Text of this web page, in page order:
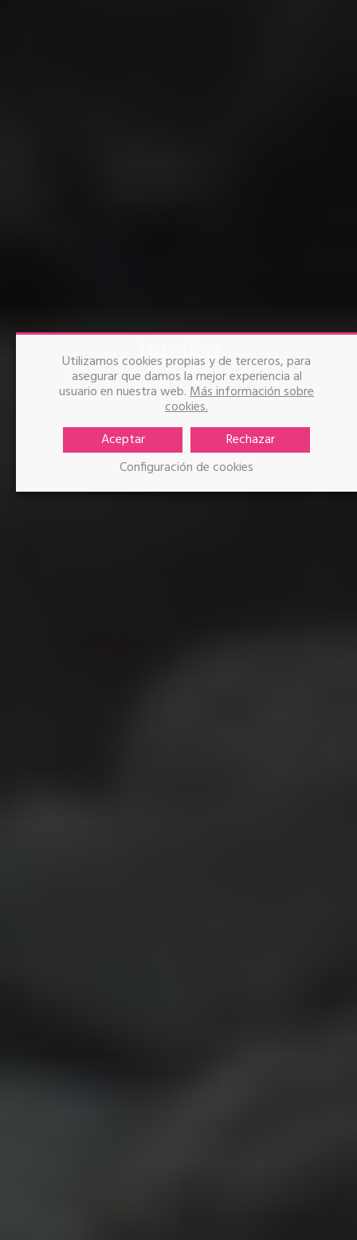
Lapatza
Pablo Palomera
Utilizamos cookies propias y de terceros, para
asegurar que damos la mejor experiencia al
usuario en nuestra web.Más información sobre
cookies.
Aceptar
Rechazar
Configuración de cookies